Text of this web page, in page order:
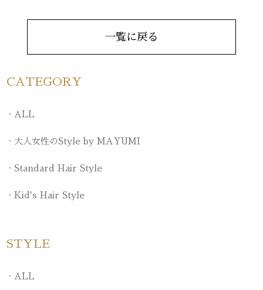
一覧に戻る
CATEGORY
ALL
大人女性のStyle by MAYUMI
Standard Hair Style
Kid's Hair Style
STYLE
ALL